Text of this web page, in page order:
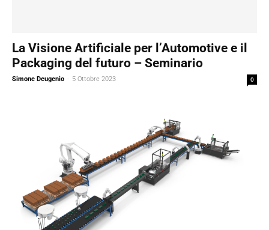
La Visione Artificiale per l’Automotive e il
Packaging del futuro – Seminario
Simone Deugenio - 5 Ottobre 2023 0